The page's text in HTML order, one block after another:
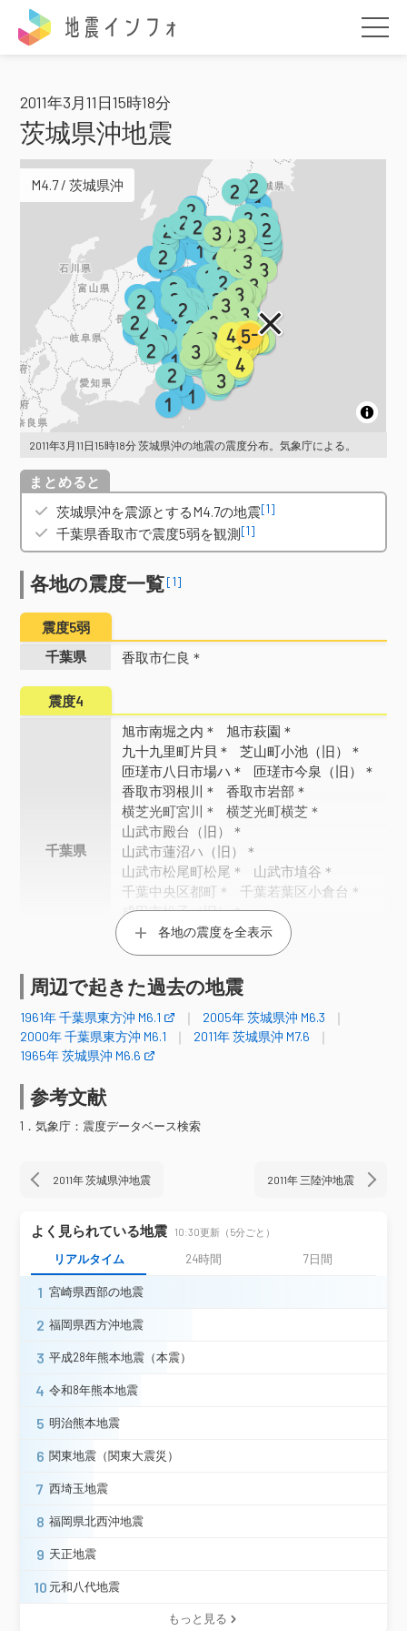
2011年3月11日15時18分
茨城県沖地震
M4.7 / 茨城県沖
2011年3月11日15時18分 茨城県沖の地震の震度分布。気象庁による。
概要
茨城県沖を震源とするM4.7の地震[1]
千葉県香取市で震度5弱を観測[1]
各地の震度一覧[1]
震度5弱
千葉県
香取市仁良＊
震度4
千葉県
旭市南堀之内＊
旭市萩園＊
九十九里町片貝＊
芝山町小池（旧）＊
匝瑳市八日市場ハ＊
匝瑳市今泉（旧）＊
香取市羽根川＊
香取市岩部＊
横芝光町宮川＊
横芝光町横芝＊
山武市殿台（旧）＊
山武市蓮沼ハ（旧）＊
山武市松尾町松尾＊
山武市埴谷＊
千葉中央区都町＊
千葉若葉区小倉台＊
成田市松子（旧）＊
千葉佐倉市海隣寺町（旧）＊
八街市八街（旧）＊ 印西市笠神＊
震度3
福島県
白河市八幡小路（旧）＊ 白河市東＊
須賀川市長沼支所＊
平田村永田（旧）＊
茨城県
ひたちなか市東石川＊
東海村東海（旧）＊
常陸大宮市北町＊
城里町石塚（旧）＊
城里町阿波山（旧）＊
稲敷市須賀津（旧）＊
稲敷市結佐（旧）＊
神栖市波崎（旧）＊
つくばみらい市福田（旧）＊
さいたま浦和区常盤＊
神崎町神崎本宿＊
各地の震度を全表示
周辺で起きた過去の地震
1961年 千葉県東方沖 M6.1
2005年 茨城県沖 M6.3
2000年 千葉県東方沖 M6.1
2011年 茨城県沖 M7.6
1965年 茨城県沖 M6.6
参考文献
1．気象庁：震度データベース検索
2011年 茨城県沖地震 2011年 三陸沖地震
よく見られている地震 10:30更新（5分ごと）
リアルタイム 24時間 7日間
1 宮崎県西部の地震
2 福岡県西方沖地震
3 平成28年熊本地震（本震）
4 令和8年熊本地震
5 明治熊本地震
6 関東地震（関東大震災）
7 西埼玉地震
8 福岡県北西沖地震
9 天正地震
10 元和八代地震
もっと見る